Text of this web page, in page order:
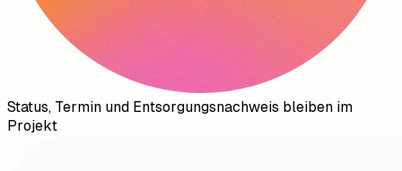
Status, Termin und Entsorgungsnachweis bleiben im
Projekt